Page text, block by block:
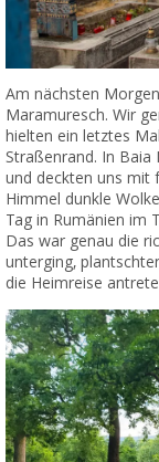
Am nächsten
Maramuresch. Wir
hielten ein letztes
Straßenrand. In
und deckten uns mit
Himmel dunkle
Tag in Rumänien im
Das war genau die
unterging,
die Heimreise